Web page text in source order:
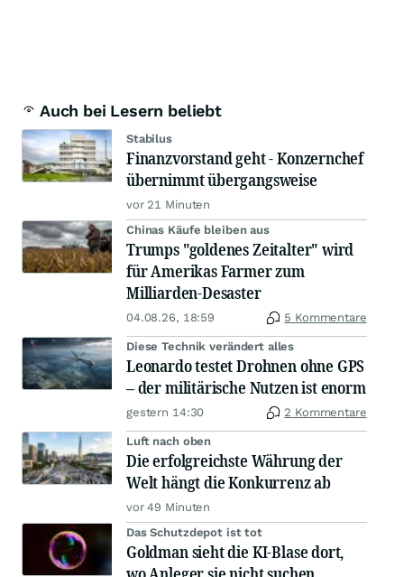
Auch bei Lesern beliebt
Stabilus
Finanzvorstand geht - Konzernchef
übernimmt übergangsweise
vor 21 Minuten
Chinas Käufe bleiben aus
Trumps "goldenes Zeitalter" wird
für Amerikas Farmer zum
Milliarden-Desaster
04.08.26, 18:59 5 Kommentare
Diese Technik verändert alles
Leonardo testet Drohnen ohne GPS
– der militärische Nutzen ist enorm
gestern 14:30 2 Kommentare
Luft nach oben
Die erfolgreichste Währung der
Welt hängt die Konkurrenz ab
vor 49 Minuten
Das Schutzdepot ist tot
Goldman sieht die KI-Blase dort,